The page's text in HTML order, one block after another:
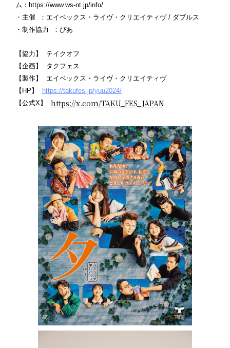
ム：https://www.ws-nt.jp/info/
・主催 ：エイベックス・ライヴ・クリエイティヴ / ダブルス
・制作協力 ：ぴあ
【協力】 テイクオフ
【企画】 タクフェス
【製作】 エイベックス・ライヴ・クリエイティヴ
【HP】
https://takufes.jp/yuu2024/
【公式X】 https://x.com/TAKU_FES_JAPAN